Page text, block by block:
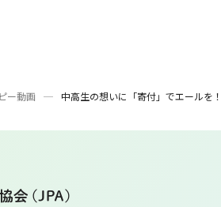
ー動画 中高生の想いに「寄付」でエール